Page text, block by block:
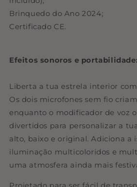
Brinquedo do Ano 2024;
Certificado CE.
Efeitos sonoros e
Liberta a tua estrela interior com
Os dois microfones sem fio
enquanto o modificador de voz
divertidos para personalizar a
alto, baixo e original. Adiciona a
iluminação multicoloridos e
uma atmosfera ainda mais